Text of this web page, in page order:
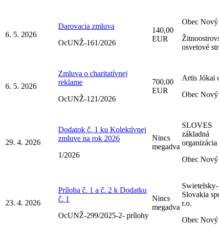
6. 5. 2026
Darovacia zmluva
OcUNŽ-161/2026
140,00
EUR
Obec
osvetové
6. 5. 2026
Zmluva o charitatívnej
reklame
OcUNŽ-121/2026
700,00
EUR
Artis Jókai
Obec
29. 4. 2026
Dodatok č. 1 ku Kolektívnej
zmluve na rok 2026
1/2026
Nincs
megadva
SLOVES
základná
organizácia
Obec
23. 4. 2026
Príloha č. 1 a č. 2 k Dodatku
č. 1
OcUNŽ-299/2025-2- prílohy
Nincs
megadva
Swietelsky-
Slovakia
r.o.
Obec